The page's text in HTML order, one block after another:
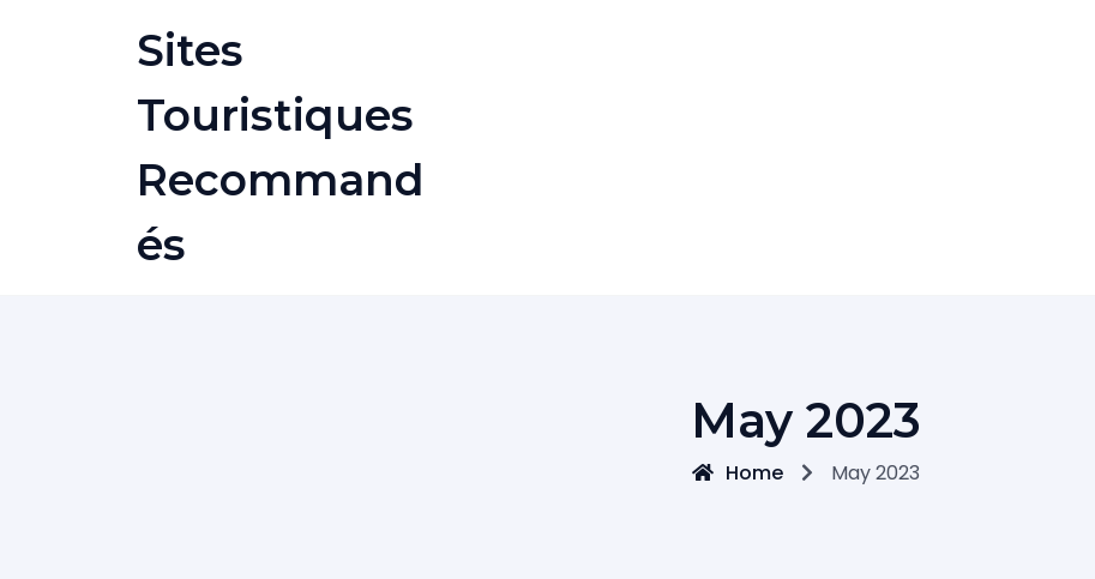
Sites
Touristiques
Recommand
És
May 2023
Home May 2023